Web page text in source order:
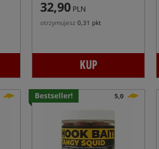
32,90 PLN
otrzymujesz 0,31 pkt
KUP
Bestseller! 5,0